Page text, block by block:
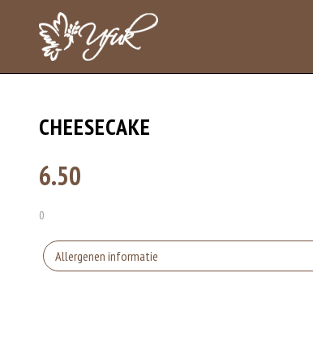
CHEESECAKE
6.50
0
Allergenen informatie